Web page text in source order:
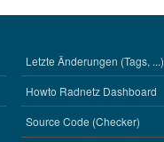
WERKZEUGE
Letzte Änderungen (Tags, ...)
Howto Radnetz Dashboard
Source Code (Checker)